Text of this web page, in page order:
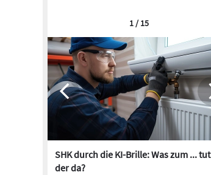
SHK durch die KI-Brille: Was zum ... tut
der da?
1 / 15